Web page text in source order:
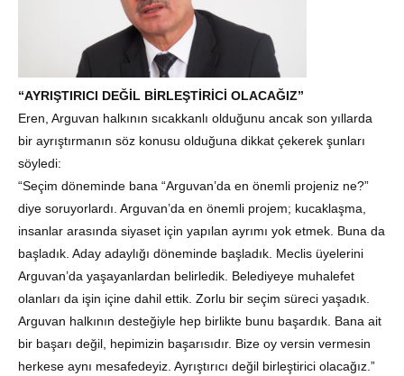
“AYRIŞTIRICI DEĞİL BİRLEŞTİRİCİ OLACAĞIZ”
Eren, Arguvan halkının sıcakkanlı olduğunu ancak son yıllarda
bir ayrıştırmanın söz konusu olduğuna dikkat çekerek şunları
söyledi:
“Seçim döneminde bana “Arguvan’da en önemli projeniz ne?”
diye soruyorlardı. Arguvan’da en önemli projem; kucaklaşma,
insanlar arasında siyaset için yapılan ayrımı yok etmek. Buna da
başladık. Aday adaylığı döneminde başladık. Meclis üyelerini
Arguvan’da yaşayanlardan belirledik. Belediyeye muhalefet
olanları da işin içine dahil ettik. Zorlu bir seçim süreci yaşadık.
Arguvan halkının desteğiyle hep birlikte bunu başardık. Bana ait
bir başarı değil, hepimizin başarısıdır. Bize oy versin vermesin
herkese aynı mesafedeyiz. Ayrıştırıcı değil birleştirici olacağız.”